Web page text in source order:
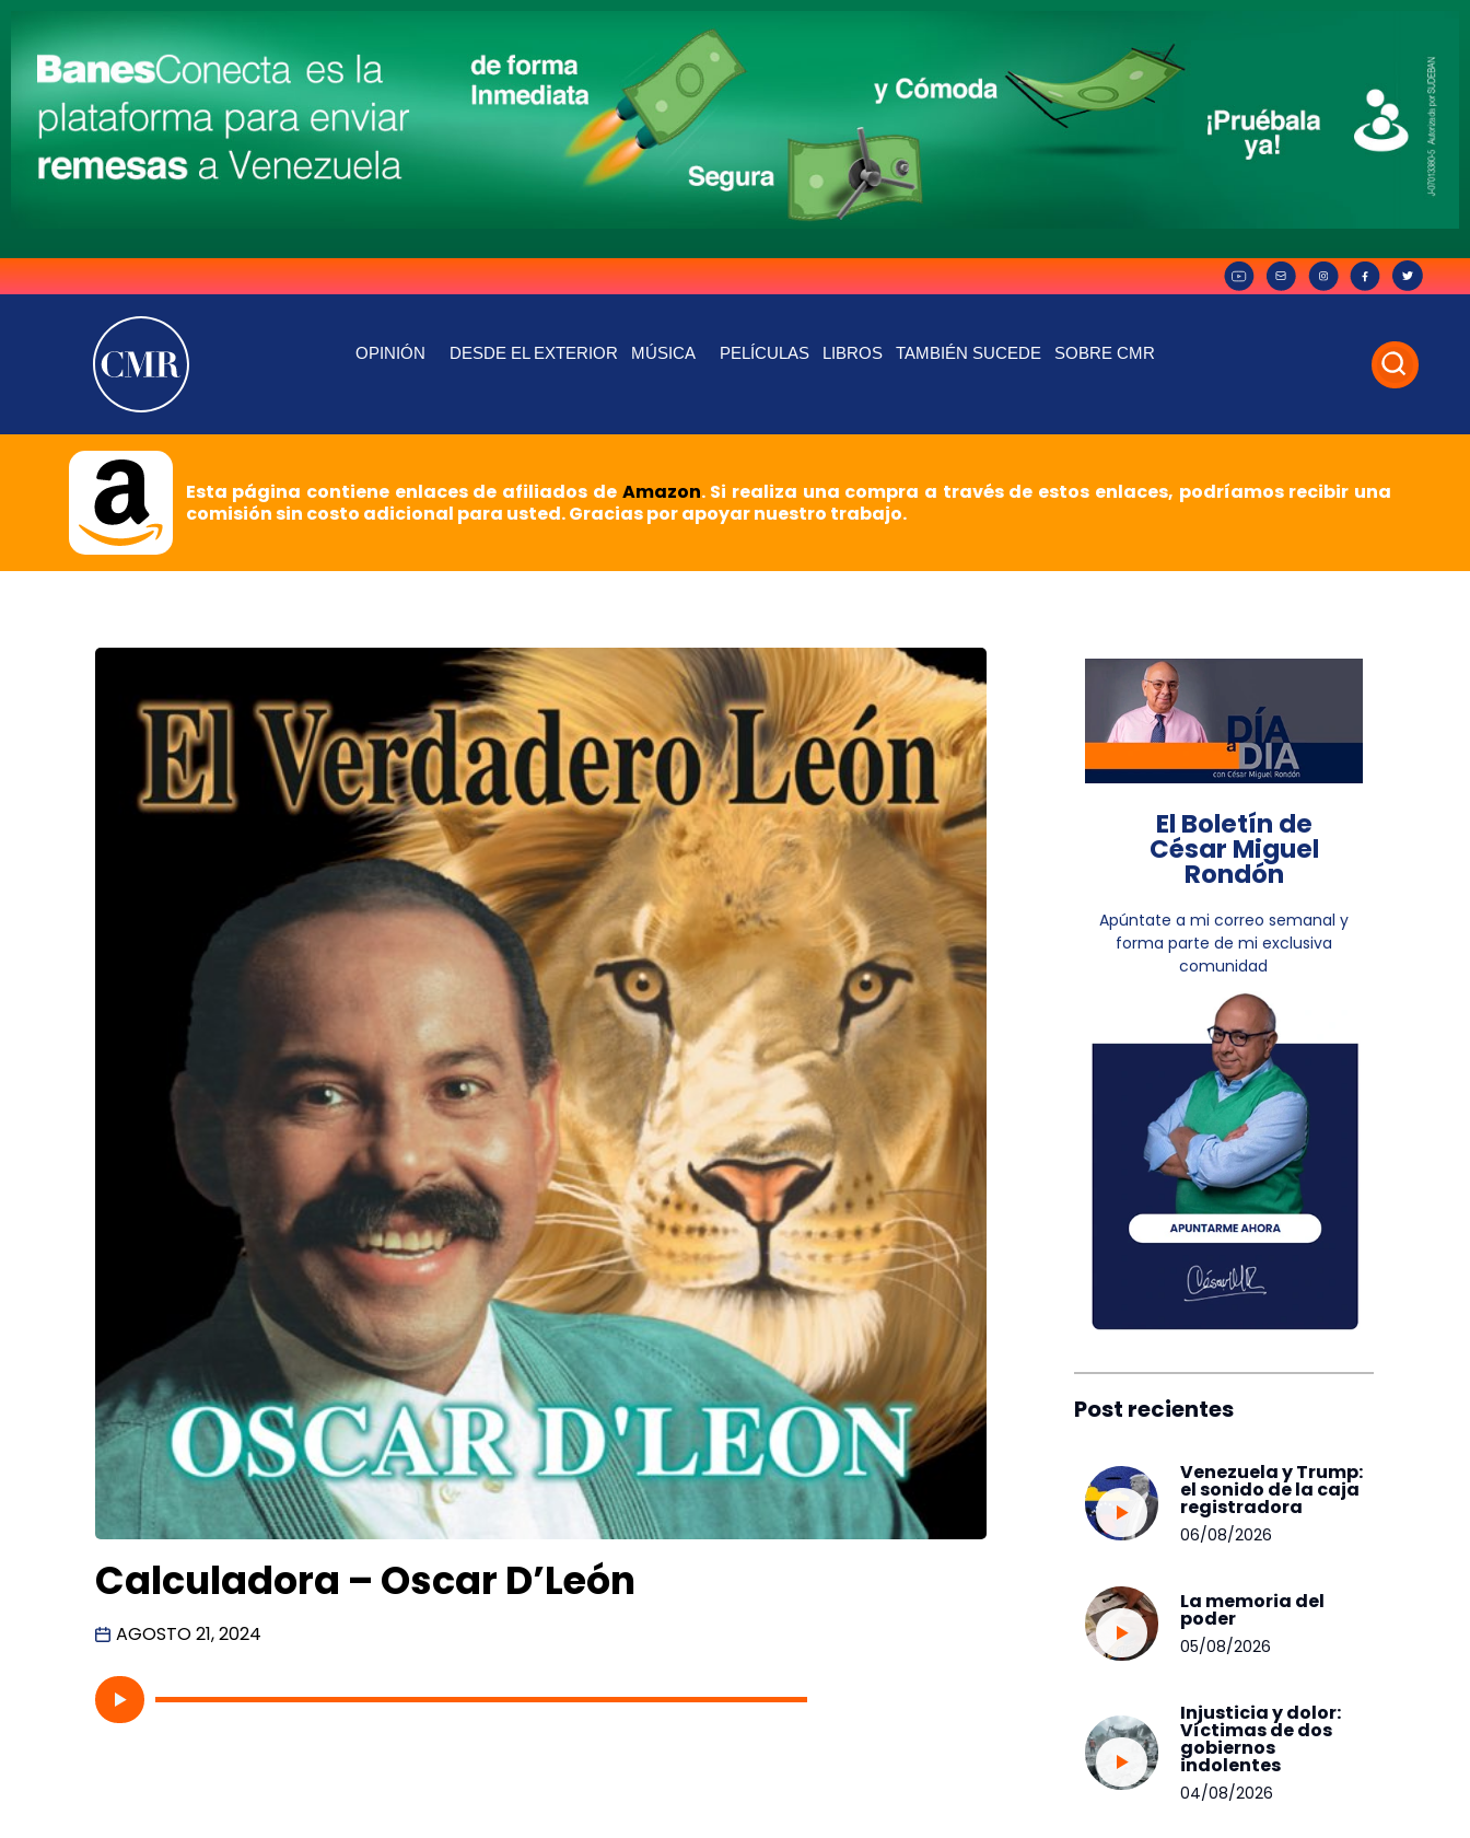
OPINIÓN DESDE EL EXTERIOR MÚSICA PELÍCULAS LIBROS TAMBIÉN SUCEDE SOBRE CMR
Esta página contiene enlaces de afiliados de Amazon. Si realiza una compra a través de estos enlaces, podríamos recibir una
comisión sin costo adicional para usted. Gracias por apoyar nuestro trabajo.
Calculadora – Oscar D’León
AGOSTO 21, 2024
El Boletín de
César Miguel
Rondón
Apúntate a mi correo semanal y
forma parte de mi exclusiva
comunidad
Post recientes
Venezuela y Trump:
el sonido de la caja
registradora
06/08/2026
La memoria del
poder
05/08/2026
Injusticia y dolor:
Víctimas de dos
gobiernos
indolentes
04/08/2026